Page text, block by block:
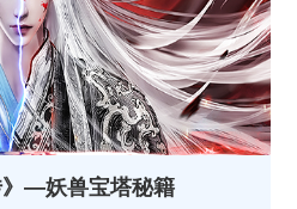
》—妖兽宝塔秘籍